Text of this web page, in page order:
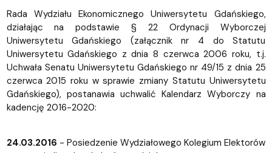
Rada Wydziału Ekonomicznego Uniwersytetu Gdańskiego,
działając na podstawie § 22 Ordynacji Wyborczej
Uniwersytetu Gdańskiego (załącznik nr 4 do Statutu
Uniwersytetu Gdańskiego z dnia 8 czerwca 2006 roku, t.j.
Uchwała Senatu Uniwersytetu Gdańskiego nr 49/15 z dnia 25
czerwca 2015 roku w sprawie zmiany Statutu Uniwersytetu
Gdańskiego), postanawia uchwalić Kalendarz Wyborczy na
kadencję 2016-2020:
24.03.2016 - Posiedzenie Wydziałowego Kolegium Elektorów